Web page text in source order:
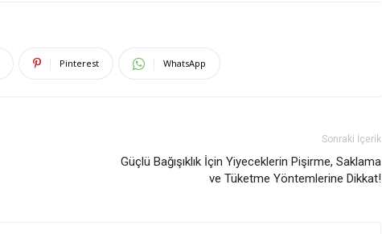
Pinterest WhatsApp
Sonraki İçerik
Güçlü Bağışıklık İçin Yiyeceklerin Pişirme, Saklama
ve Tüketme Yöntemlerine Dikkat!